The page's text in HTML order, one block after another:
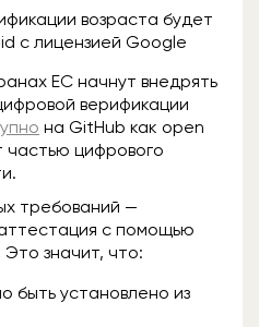
ЕС начнут внедрять
верификации
на GitHub как open
цифрового
требований —
с помощью
значит, что:
быть установлено из